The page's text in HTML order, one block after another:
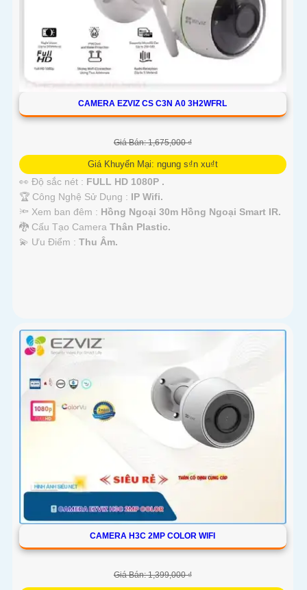
CAMERA EZVIZ CS C3N A0 3H2WFRL
Giá Bán: 1,675,000 ₫
Giá Khuyến Mại: ngung s₫n xu₫t
👀 Độ sắc nét : FULL HD 1080P .
🏆 Công Nghệ Sử Dụng : IP Wifi.
🔦 Xem ban đêm : Hồng Ngoại 30m Hồng Ngoại Smart IR.
🐉️ Cấu Tạo Camera Thân Plastic.
️💫 Ưu Điểm : Thu Âm.
CAMERA H3C 2MP COLOR WIFI
Giá Bán: 1,399,000 ₫